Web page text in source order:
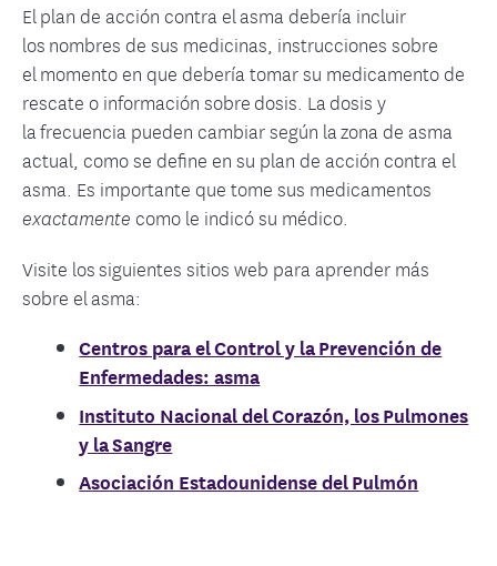
El plan de acción contra el asma debería incluir
los nombres de sus medicinas, instrucciones sobre
el momento en que debería tomar su medicamento de
rescate o información sobre dosis. La dosis y
la frecuencia pueden cambiar según la zona de asma
actual, como se define en su plan de acción contra el
asma. Es importante que tome sus medicamentos
exactamente como le indicó su médico.
Visite los siguientes sitios web para aprender más
sobre el asma:
Centros para el Control y la Prevención de
Enfermedades: asma
Instituto Nacional del Corazón, los Pulmones
y la Sangre
Asociación Estadounidense del Pulmón